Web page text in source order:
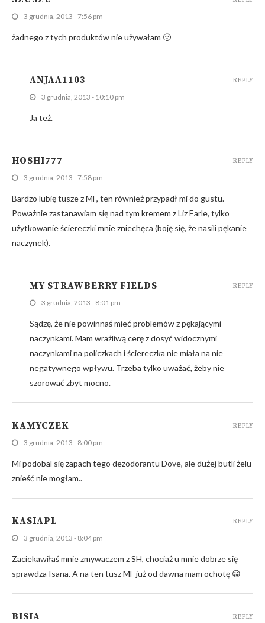
3 grudnia, 2013 - 7:56 pm
żadnego z tych produktów nie używałam 🙁
ANJAA1103
3 grudnia, 2013 - 10:10 pm
Ja też.
REPLY
HOSHI777
3 grudnia, 2013 - 7:58 pm
Bardzo lubię tusze z MF, ten również przypadł mi do gustu.
Poważnie zastanawiam się nad tym kremem z Liz Earle, tylko
użytkowanie ściereczki mnie zniechęca (boję się, że nasili pękanie
naczynek).
REPLY
MY STRAWBERRY FIELDS
3 grudnia, 2013 - 8:01 pm
Sądzę, że nie powinnaś mieć problemów z pękającymi
naczynkami. Mam wrażliwą cerę z dosyć widocznymi
naczynkami na policzkach i ściereczka nie miała na nie
negatywnego wpływu. Trzeba tylko uważać, żeby nie
szorować zbyt mocno.
REPLY
KAMYCZEK
3 grudnia, 2013 - 8:00 pm
Mi podobal się zapach tego dezodorantu Dove, ale dużej butli żelu
znieść nie mogłam..
REPLY
KASIAPL
3 grudnia, 2013 - 8:04 pm
Zaciekawiłaś mnie zmywaczem z SH, chociaż u mnie dobrze się
sprawdza Isana. A na ten tusz MF już od dawna mam ochotę 😀
REPLY
BISIA REPLY